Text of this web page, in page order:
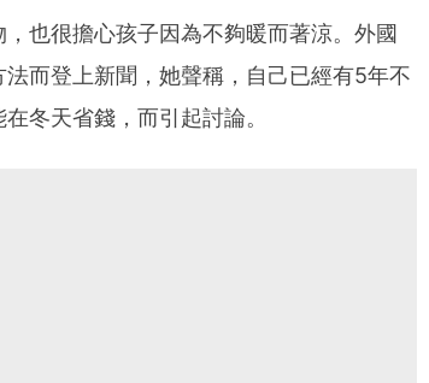
也很擔心孩子因為不夠暖而著涼。外國
法而登上新聞，她聲稱，自己已經有5年不
冬天省錢，而引起討論。